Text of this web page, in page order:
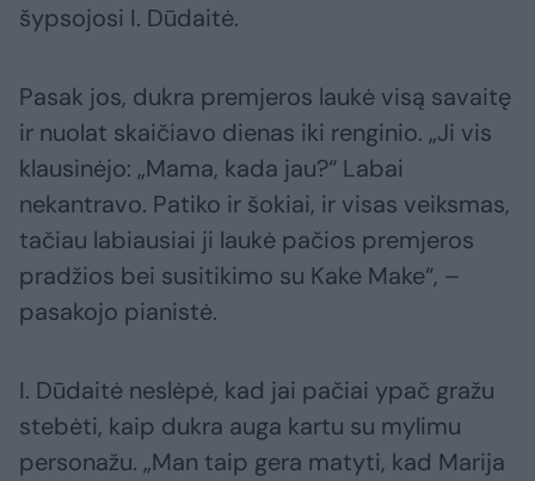
šypsojosi I. Dūdaitė.
Pasak jos, dukra premjeros laukė visą savaitę
ir nuolat skaičiavo dienas iki renginio. „Ji vis
klausinėjo: „Mama, kada jau?“ Labai
nekantravo. Patiko ir šokiai, ir visas veiksmas,
tačiau labiausiai ji laukė pačios premjeros
pradžios bei susitikimo su Kake Make“, –
pasakojo pianistė.
I. Dūdaitė neslėpė, kad jai pačiai ypač gražu
stebėti, kaip dukra auga kartu su mylimu
personažu. „Man taip gera matyti, kad Marija